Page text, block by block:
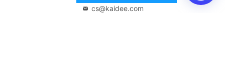
cs@kaidee.com